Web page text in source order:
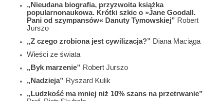
„Nieudana biografia, przyzwoita książka
popularnonaukowa. Krótki szkic o »Jane Goodall.
Pani od szympansów« Danuty Tymowskiej” Robert
Jurszo
„Z czego zrobiona jest cywilizacja?” Diana Maciąga
Wieści ze świata
„Byk marzenie” Robert Jurszo
„Nadzieja” Ryszard Kulik
„Ludzkość ma mniej niż 10% szans na przetrwanie”